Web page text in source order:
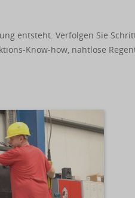
entsteht. Verfolgen Sie
Know-how, nahtlose